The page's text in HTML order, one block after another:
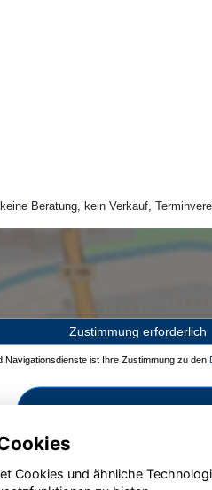
Beratung, kein Verkauf,
Zustimmung erforderlich
Navigationsdienste ist Ihre Zustimmung zu den
Zustimmen und
Cookies und ähnliche